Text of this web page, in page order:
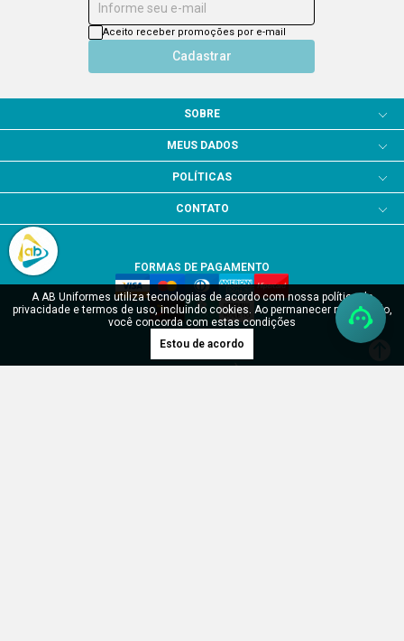
Informe seu e-mail
Cadastrar
Aceito receber promoções por e-mail
SOBRE
MEUS DADOS
POLÍTICAS
CONTATO
FORMAS DE PAGAMENTO
A AB Uniformes utiliza tecnologias de acordo com nossa política de
privacidade e termos de uso, incluindo cookies. Ao permanecer navegando,
você concorda com estas condições
Estou de acordo